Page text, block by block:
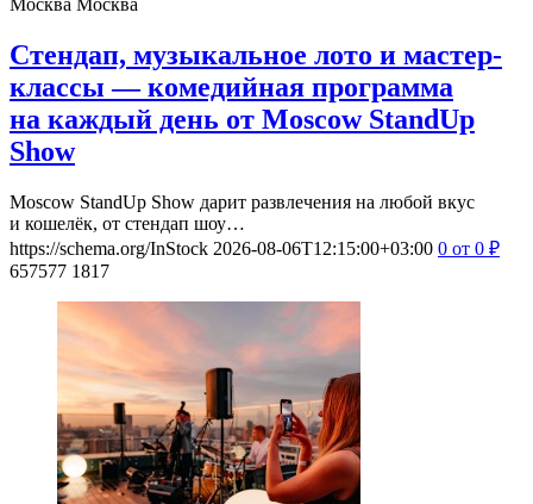
Москва Москва
Стендап, музыкальное лото и мастер-
классы — комедийная программа
на каждый день от Moscow StandUp
Show
Moscow StandUp Show дарит развлечения на любой вкус
и кошелёк, от стендап шоу…
https://schema.org/InStock 2026-08-06T12:15:00+03:00 0 от 0 ₽
657577 1817